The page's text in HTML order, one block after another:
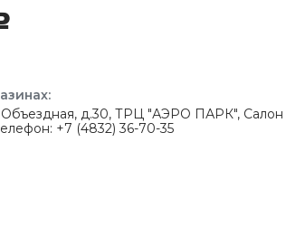
Объездная, д.30, ТРЦ "АЭРО ПАРК", Салон
+7 (4832) 36-70-35